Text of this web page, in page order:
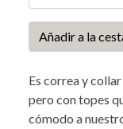
Añadir a la
Es correa y
pero con topes
cómodo a